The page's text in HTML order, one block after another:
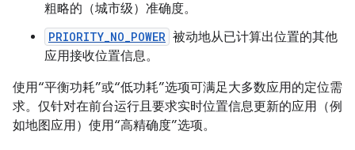
粗略的（城市级）准确度。
PRIORITY_NO_POWER 被动地从已计算出位置的其他
应用接收位置信息。
使用“平衡功耗”或“低功耗”选项可满足大多数应用的定位需
求。仅针对在前台运行且要求实时位置信息更新的应用（例
如地图应用）使用“高精确度”选项。